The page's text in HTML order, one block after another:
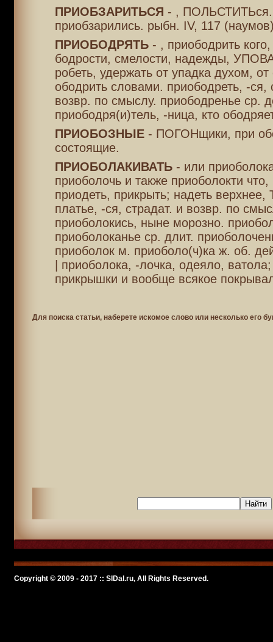
ПРИОБЗАРИТЬСЯ - , ПОЛЬСТИТЬся.
приобзарились. рыбн. IV, 117
ПРИОБОДРЯТЬ- , приободрить
бодрости, смелости, надежды,
робеть, удержать от упадка духом,
ободрить словами. приободреть, -ся,
возвр. по смыслу. приободренье ср.
приободря(и)тель, -ница, кто
ПРИОБОЗНЫЕ- ПОГОНщики, при
состоящие.
ПРИОБОЛАКИВАТЬ- или
приоболочь и также приоболокти что,
приодеть, прикрыть; надеть
платье, -ся, страдат. и возвр. по
приоболокись, ныне морозно.
приоболоканье ср. длит.
приоболок м. приоболо(ч)ка ж. об.
| приоболока, -лочка, одеяло,
прикрышки и вообще всякое
Для поиска статьи, наберете искомое слово или несколько его
Copyright © 2009 - 2017 :: SlDal.ru, All Rights Reserved.